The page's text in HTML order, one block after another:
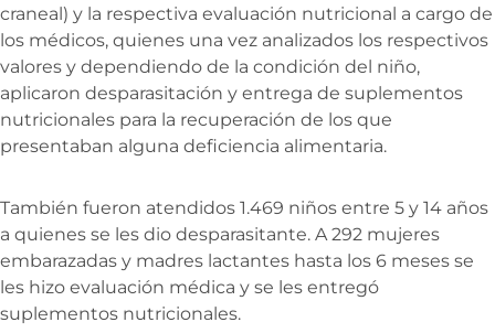
craneal) y la respectiva evaluación nutricional a cargo de
los médicos, quienes una vez analizados los respectivos
valores y dependiendo de la condición del niño,
aplicaron desparasitación y entrega de suplementos
nutricionales para la recuperación de los que
presentaban alguna deficiencia alimentaria.
También fueron atendidos 1.469 niños entre 5 y 14 años
a quienes se les dio desparasitante. A 292 mujeres
embarazadas y madres lactantes hasta los 6 meses se
les hizo evaluación médica y se les entregó
suplementos nutricionales.